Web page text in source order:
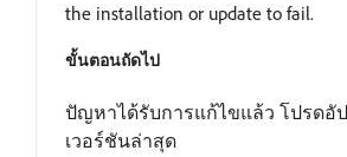
the installation or update to fail.
ขั้นตอนถัดไป
ปัญหาได้รับการแก้ไขแล้ว โปรดอัป
เวอร์ชันล่าสุด